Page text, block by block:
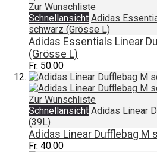
Zur Wunschliste
Schnellansicht Adidas
schwarz (Grösse L)
Adidas Essentials Linear
(Grösse L)
Fr. 50.00
Zur Wunschliste
Schnellansicht Adidas Linear
(39L)
Adidas Linear Dufflebag M
Fr. 40.00